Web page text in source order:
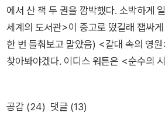
은은 생각했다. 왜? 도대체 왜? 왜 그렇게
야? 이유가 있을 거 아냐? 결과가 있으니
잖아? 끊임없이 묻고 대답하다 보니 이
겨난 거 아닐까. 결과 표현은 ‘-(으) ㄴ 결
던 것 같다. 결과는 하늘에 맡기겠다는
는 순응하면서도, 그 일의 이유는 끝까지
재계약을 앞두고 있습니다.이번 계약 연
될 수 있는데 '임신'한 사실을 알게 됩니
을 하는 그녀.​그리고는 그 후 모두의 이
들으시기 바랍니다. 교육도 서비스입니
여러분은 그 돈으로 일자리가 보장된다
이 갑이고 여러분이 을입니다. 학생이 없
에서 산 책 두 권을 깜박했다. 소박하게 일
세계의 도서관>이 중고로 떴길래 잽싸
한 번 들춰보고 말았음) <갈대 속의 영
찾아봐야겠다. 이디스 워튼은 <순수의
중력>을 워낙 여러분이 언급하셔서 사고
으나... 이 책에 대해서조차 집중력을 발
공감 (24) 댓글 (13)